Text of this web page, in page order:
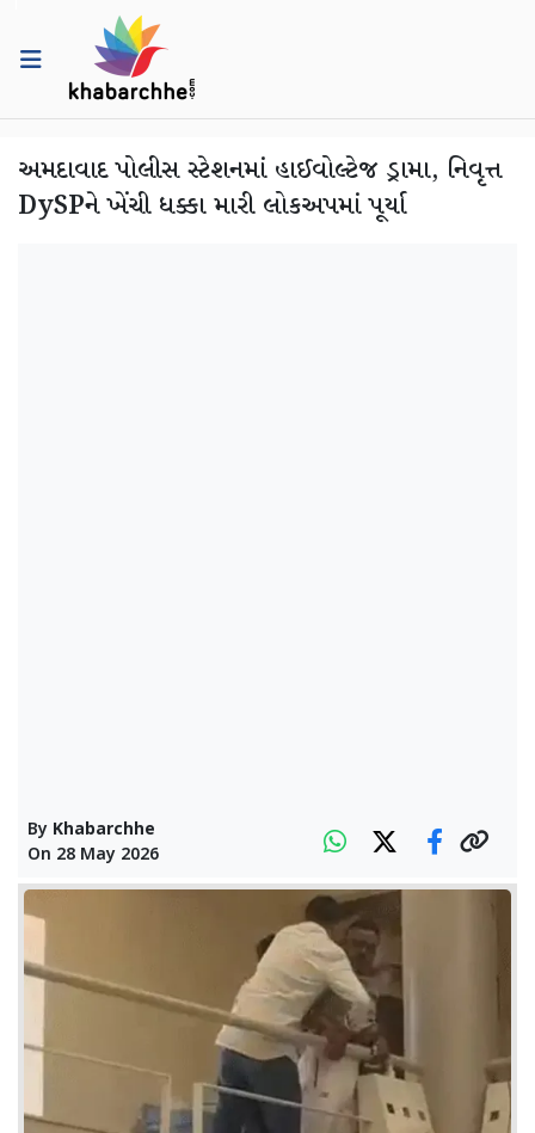
અમદાવાદ પોલીસ સ્ટેશનમાં હાઈવોલ્ટેજ ડ્રામા, નિવૃત્ત
DySPને ખેંચી ધક્કા મારી લોકઅપમાં પૂર્યા
By Khabarchhe
On 28 May 2026